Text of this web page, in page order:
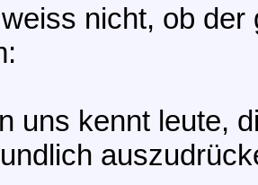
nicht, ob
uns kennt leute,